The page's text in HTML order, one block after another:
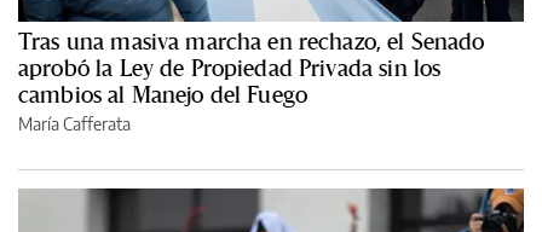
Tras una masiva marcha en rechazo, el Senado
aprobó la Ley de Propiedad Privada sin los
cambios al Manejo del Fuego
María Cafferata